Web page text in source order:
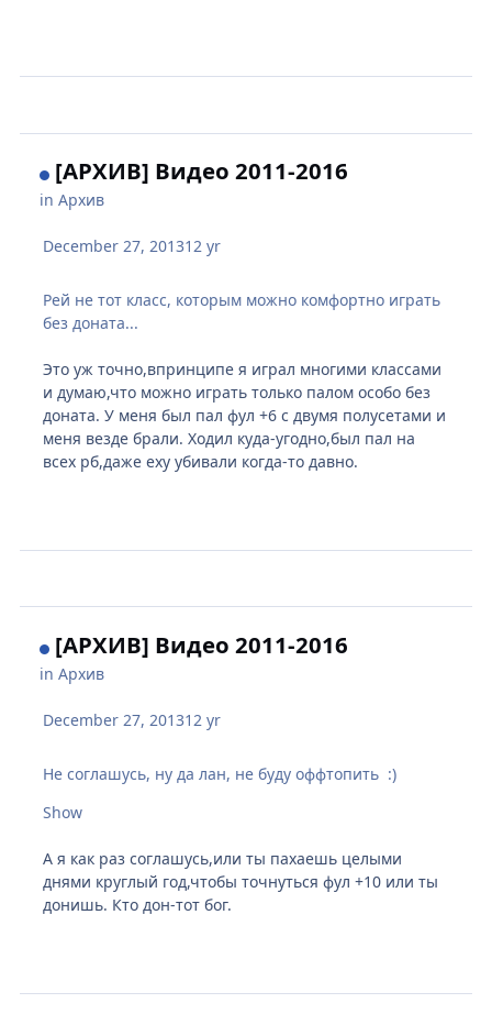
[АРХИВ] Видео 2011-2016
inАрхив
December 27, 201312 yr
Рей не тот класс, которым можно комфортно играть
без доната...
Это уж точно,впринципе я играл многими классами
и думаю,что можно играть только палом особо без
доната. У меня был пал фул +6 с двумя полусетами и
меня везде брали. Ходил куда-угодно,был пал на
всех рб,даже еху убивали когда-то давно.
[АРХИВ] Видео 2011-2016
inАрхив
December 27, 201312 yr
Не соглашусь, ну да лан, не буду оффтопить :)
А я как раз соглашусь,или ты пахаешь целыми
днями круглый год,чтобы точнуться фул +10 или ты
донишь. Кто дон-тот бог.